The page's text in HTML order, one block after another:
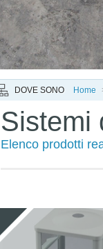
DOVE SONO Home
Sistemi
Elenco prodotti